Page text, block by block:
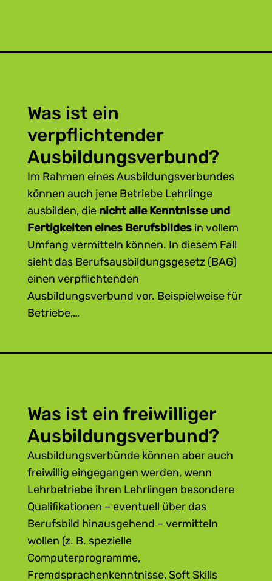
Was ist ein
verpflichtender
Ausbildungsverbund?
Im Rahmen eines Ausbildungsverbundes
können auch jene Betriebe Lehrlinge
ausbilden, die nicht alle Kenntnisse und
Fertigkeiten eines Berufsbildesin vollem
Umfang vermitteln können. In diesem Fall
sieht das Berufsausbildungsgesetz (BAG)
einen verpflichtenden
Ausbildungsverbund vor. Beispielweise für
Betriebe,…
spezialisierte Klein- und Mittelbetriebe die
Lehrlingsausbildung erleichtert.
Die Ausbildung ist dann zulässig, wenn
ergänzende Ausbildungsmaßnahmen in
einem anderen hierfür geeigneten Betrieb
oder einer anderen hierfür geeigneten
Einrichtung (z.B. WIFI, bfi) erfolgen.
Die für den Lehrberufwesentlichen
Was ist ein freiwilliger
Ausbildungsverbund?
Ausbildungsverbünde können aber auch
freiwillig eingegangen werden, wenn
Lehrbetriebe ihren Lehrlingen besondere
Qualifikationen – eventuell über das
Berufsbild hinausgehend – vermitteln
wollen (z. B. spezielle
Computerprogramme,
Fremdsprachenkenntnisse, Soft Skills